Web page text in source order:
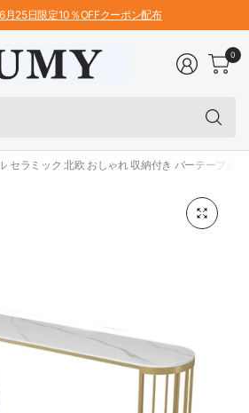
月25日限定10％OFFクーポン配布
0
セラミック 北欧 おしゃれ 収納付き バーテーブル